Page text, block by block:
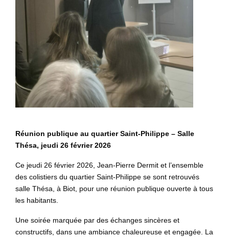
Réunion publique au quartier Saint-Philippe – Salle
Thésa, jeudi 26 février 2026
Ce jeudi 26 février 2026, Jean-Pierre Dermit et l’ensemble
des colistiers du quartier Saint-Philippe se sont retrouvés
salle Thésa, à Biot, pour une réunion publique ouverte à tous
les habitants.
Une soirée marquée par des échanges sincères et
constructifs, dans une ambiance chaleureuse et engagée. La